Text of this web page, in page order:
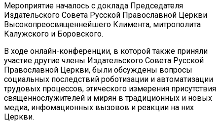
Мероприятие началось с доклада Председателя
Издательского Совета Русской Православной Церкви
Высокопреосвященнейшего Климента, митрополита
Калужского и Боровского.
В ходе онлайн-конференции, в которой также приняли
участие другие члены Издательского Совета Русской
Православной Церкви, были обсуждены вопросы
социальных последствий роботизации и автоматизации
трудовых процессов, этического измерения присутствия
священнослужителей и мирян в традиционных и новых
медиа, инфомационных вызовов и реакции на них
Церкви.